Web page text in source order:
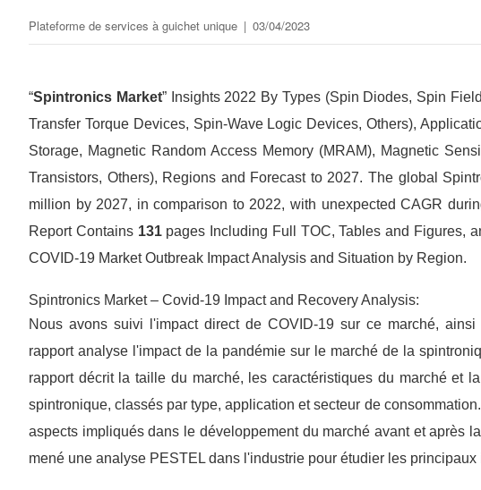
Plateforme de services à guichet unique | 03/04/2023
“Spintronics Market” Insights 2022 By Types (Spin Diodes, Spin
Transfer Torque Devices, Spin-Wave Logic Devices, Others),
Storage, Magnetic Random Access Memory (MRAM), Magnetic
Transistors, Others), Regions and Forecast to 2027. The global
million by 2027, in comparison to 2022, with unexpected CAGR
Report Contains 131pages Including Full TOC, Tables and Figures,
COVID-19 Market Outbreak Impact Analysis and Situation by Region.
Spintronics Market – Covid-19 Impact and Recovery Analysis:
Nous avons suivi l'impact direct de COVID-19 sur ce marché,
rapport analyse l'impact de la pandémie sur le marché de la
rapport décrit la taille du marché, les caractéristiques du marché et
spintronique, classés par type, application et secteur de
aspects impliqués dans le développement du marché avant et après
mené une analyse PESTEL dans l'industrie pour étudier les